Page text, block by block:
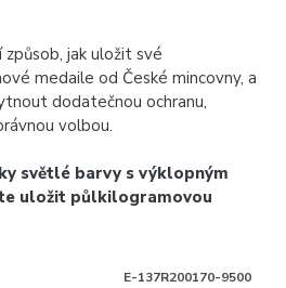
jak uložit své
medaile od České mincovny, a
dodatečnou ochranu,
volbou.
světlé barvy s výklopným
uložit půlkilogramovou
E-137R200170-9500